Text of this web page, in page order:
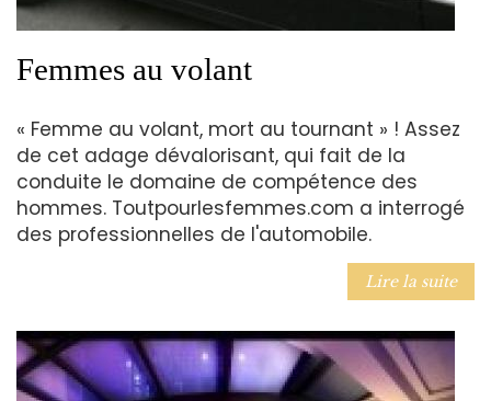
Femmes au volant
« Femme au volant, mort au tournant » ! Assez
de cet adage dévalorisant, qui fait de la
conduite le domaine de compétence des
hommes. Toutpourlesfemmes.com a interrogé
des professionnelles de l'automobile.
Lire la suite